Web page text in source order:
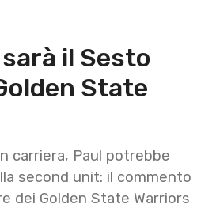
il Sesto
State
carriera, Paul potrebbe
second unit: il commento
dei Golden State Warriors